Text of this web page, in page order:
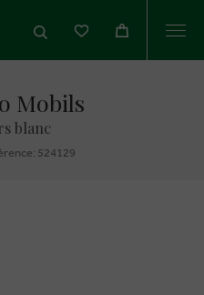
Mobils
blanc
524129